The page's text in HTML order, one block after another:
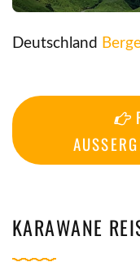
Deutschland
KARAWANE